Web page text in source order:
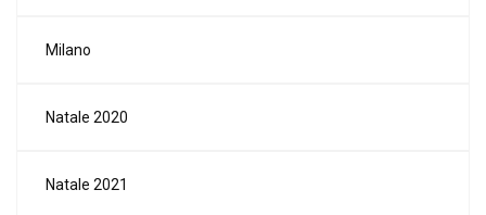
Milano
Natale 2020
Natale 2021